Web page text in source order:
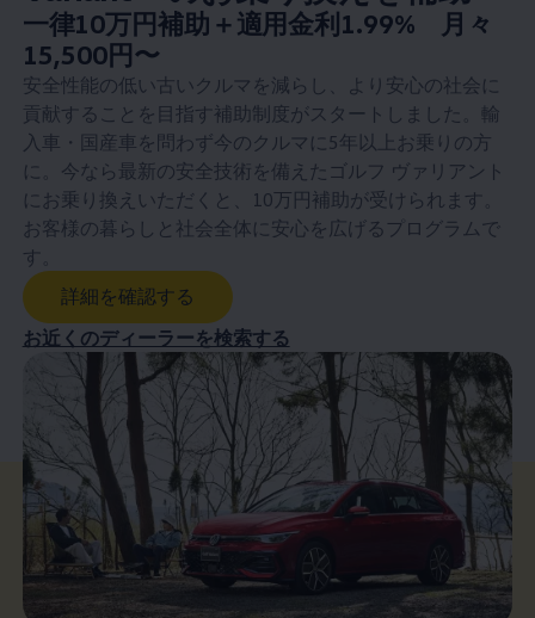
New price:
一律10万円補助＋適用金利1.99% 月々
15,500円〜
安全性能の低い古いクルマを減らし、より安心の社会に
貢献することを目指す補助制度がスタートしました。輸
入車・国産車を問わず今のクルマに5年以上お乗りの方
に。今なら最新の安全技術を備えたゴルフ ヴァリアント
にお乗り換えいただくと、10万円補助が受けられます。
お客様の暮らしと社会全体に安心を広げるプログラムで
す。
詳細を確認する
お近くのディーラーを検索する